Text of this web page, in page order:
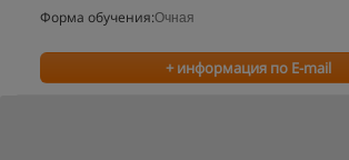
Форма обучения:Очная
+ информация по E-mail